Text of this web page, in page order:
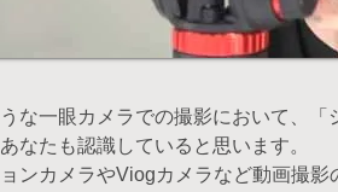
な一眼カメラでの撮影において、
なたも認識していると思います。
ンカメラやViogカメラなど動画撮